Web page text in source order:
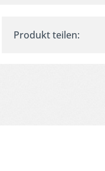
Produkt teilen: